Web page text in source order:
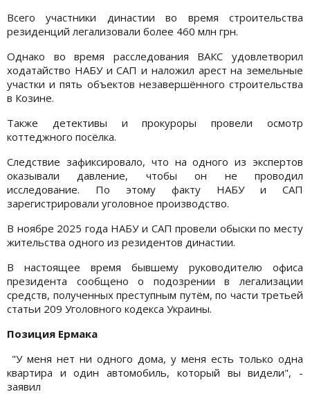
Всего участники династии во время строительства
резиденций легализовали более 460 млн грн.
Однако во время расследования ВАКС удовлетворил
ходатайство НАБУ и САП и наложил арест на земельные
участки и пять объектов незавершённого строительства
в Козине.
Также детективы и прокуроры провели осмотр
коттеджного посёлка.
Следствие зафиксировало, что на одного из экспертов
оказывали давление, чтобы он не проводил
исследование. По этому факту НАБУ и САП
зарегистрировали уголовное производство.
В ноябре 2025 года НАБУ и САП провели обыски по месту
жительства одного из резидентов династии.
В настоящее время бывшему руководителю офиса
президента сообщено о подозрении в легализации
средств, полученных преступным путём, по части третьей
статьи 209 Уголовного кодекса Украины.
Позиция Ермака
"У меня нет ни одного дома, у меня есть только одна
квартира и один автомобиль, который вы видели", -
заявил